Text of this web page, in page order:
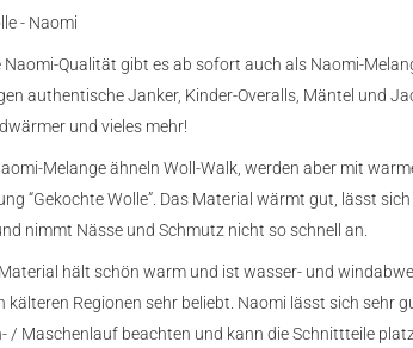
- Naomi
Naomi-Qualität gibt es ab sofort auch als Naomi-
authentische Janker, Kinder-Overalls, Mäntel und
und vieles mehr!
Melange ähneln Woll-Walk, werden aber mit
“Gekochte Wolle”. Das Material wärmt gut, lässt
nimmt Nässe und Schmutz nicht so schnell an.
hält schön warm und ist wasser- und
kälteren Regionen sehr beliebt. Naomi lässt sich sehr
/ Maschenlauf beachten und kann die Schnittteile